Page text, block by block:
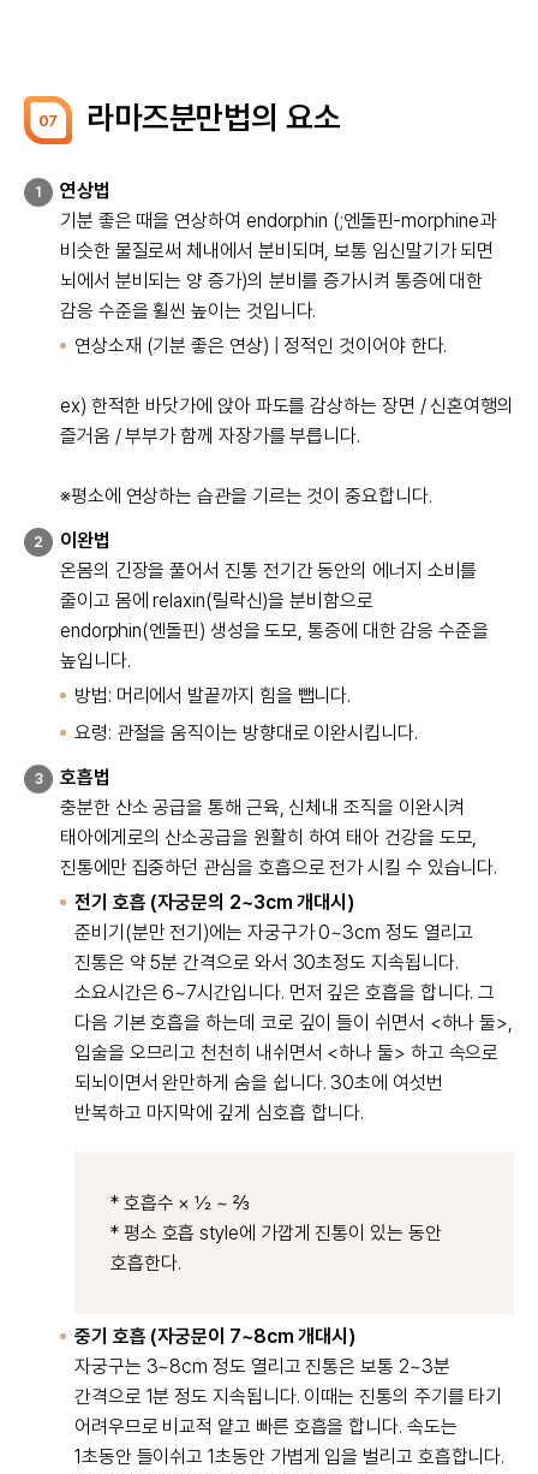
07 라마즈분만법의 요소
1
연상법
기분 좋은 때을 연상하여 endorphin (;엔돌핀-morphine과
비슷한 물질로써 체내에서 분비되며, 보통 임신말기가 되면
뇌에서 분비되는 양 증가)의 분비를 증가시켜 통증에 대한
감응 수준을 휠씬 높이는 것입니다.
연상소재 (기분 좋은 연상) | 정적인 것이어야 한다.
ex) 한적한 바닷가에 앉아 파도를 감상하는 장면 / 신혼여행의
즐거움 / 부부가 함께 자장가를 부릅니다.
※평소에 연상하는 습관을 기르는 것이 중요합니다.
2
이완법
온몸의 긴장을 풀어서 진통 전기간 동안의 에너지 소비를
줄이고 몸에 relaxin(릴락신)을 분비함으로
endorphin(엔돌핀) 생성을 도모, 통증에 대한 감응 수준을
높입니다.
방법: 머리에서 발끝까지 힘을 뺍니다.
요령: 관절을 움직이는 방향대로 이완시킵니다.
3
호흡법
충분한 산소 공급을 통해 근육, 신체내 조직을 이완시켜
태아에게로의 산소공급을 원활히 하여 태아 건강을 도모,
진통에만 집중하던 관심을 호흡으로 전가 시킬 수 있습니다.
전기 호흡 (자궁문의 2~3cm 개대시)
준비기(분만 전기)에는 자궁구가 0~3cm 정도 열리고
진통은 약 5분 간격으로 와서 30초정도 지속됩니다.
소요시간은 6~7시간입니다. 먼저 깊은 호흡을 합니다. 그
다음 기본 호흡을 하는데 코로 깊이 들이 쉬면서 <하나 둘>,
입술을 오므리고 천천히 내쉬면서 <하나 둘> 하고 속으로
되뇌이면서 완만하게 숨을 쉽니다. 30초에 여섯번
반복하고 마지막에 깊게 심호흡 합니다.
* 호흡수 × ½ ~ ⅔
* 평소 호흡 style에 가깝게 진통이 있는 동안
호흡한다.
중기 호흡 (자궁문이 7~8cm 개대시)
자궁구는 3~8cm 정도 열리고 진통은 보통 2~3분
간격으로 1분 정도 지속됩니다. 이때는 진통의 주기를 타기
어려우므로 비교적 얕고 빠른 호흡을 합니다. 속도는
1초동안 들이쉬고 1초동안 가볍게 입을 벌리고 호흡합니다.